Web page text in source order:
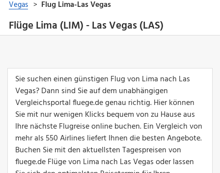
Flüge Lima (LIM) - Las Vegas (LAS)
Sie suchen einen günstigen Flug von Lima nach Las
Vegas? Dann sind Sie auf dem unabhängigen
Vergleichsportal fluege.de genau richtig. Hier können
Sie mit nur wenigen Klicks bequem von zu Hause aus
Ihre nächste Flugreise online buchen. Ein Vergleich von
mehr als 550 Airlines liefert Ihnen die besten Angebote.
Buchen Sie mit den aktuellsten Tagespreisen von
fluege.de Flüge von Lima nach Las Vegas oder lassen